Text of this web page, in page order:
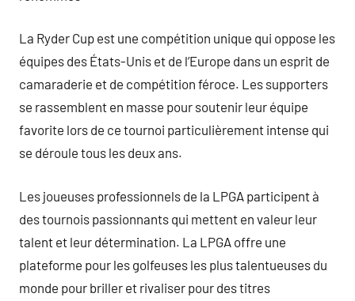
La Ryder Cup est une compétition unique qui oppose les
équipes des États-Unis et de l’Europe dans un esprit de
camaraderie et de compétition féroce. Les supporters
se rassemblent en masse pour soutenir leur équipe
favorite lors de ce tournoi particulièrement intense qui
se déroule tous les deux ans.
Les joueuses professionnels de la LPGA participent à
des tournois passionnants qui mettent en valeur leur
talent et leur détermination. La LPGA offre une
plateforme pour les golfeuses les plus talentueuses du
monde pour briller et rivaliser pour des titres